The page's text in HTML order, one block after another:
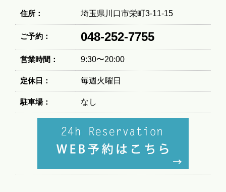
住所： 埼玉県川口市栄町3-11-15
ご予約： 048-252-7755
営業時間： 9:30〜20:00
定休日： 毎週火曜日
駐車場： なし